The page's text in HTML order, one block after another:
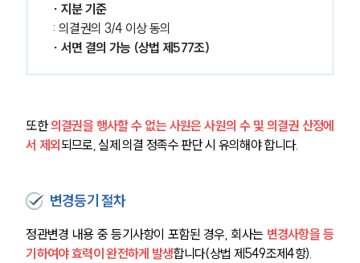
∙ 지분 기준
: 의결권의 3/4 이상 동의
∙ 서면 결의 가능 (상법 제577조)
또한 의결권을 행사할 수 없는 사원은 사원의 수 및 의결권 산정에
서 제외 되므로, 실제 의결 정족수 판단 시 유의해야 합니다.
변경등기 절차
정관변경 내용 중 등기사항이 포함된 경우, 회사는 변경사항을 등
기하여야 효력이 완전하게 발생합니다(상법 제549조제4항).